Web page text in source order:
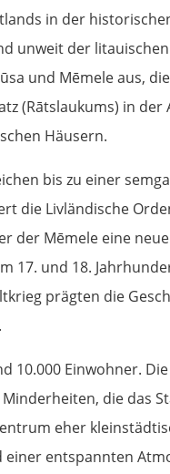
in der
unweit der
und Mēmele aus,
(Rātslaukums) in
Häusern.
bis zu einer
die Livländische
der Mēmele eine
17. und 18.
prägten die
10.000 Einwohner.
die das
eher
entspannten